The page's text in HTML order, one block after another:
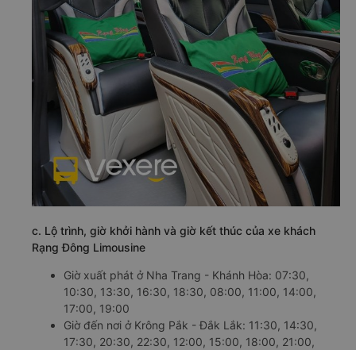
c. Lộ trình, giờ khởi hành và giờ kết thúc của xe khách
Rạng Đông Limousine
Giờ xuất phát ở Nha Trang - Khánh Hòa: 07:30,
10:30, 13:30, 16:30, 18:30, 08:00, 11:00, 14:00,
17:00, 19:00
Giờ đến nơi ở Krông Pắk - Đắk Lắk: 11:30, 14:30,
17:30, 20:30, 22:30, 12:00, 15:00, 18:00, 21:00,